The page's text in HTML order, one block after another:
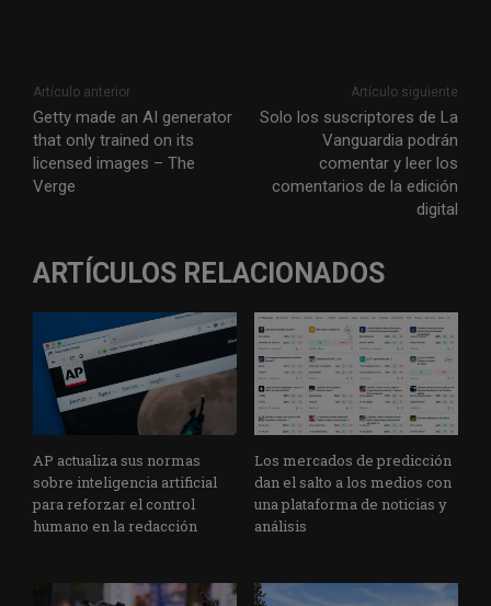
Artículo anterior
Getty made an AI generator
that only trained on its
licensed images – The
Verge
Artículo siguiente
Solo los suscriptores de La
Vanguardia podrán
comentar y leer los
comentarios de la edición
digital
ARTÍCULOS RELACIONADOS
AP actualiza sus normas
sobre inteligencia artificial
para reforzar el control
humano en la redacción
Los mercados de predicción
dan el salto a los medios con
una plataforma de noticias y
análisis